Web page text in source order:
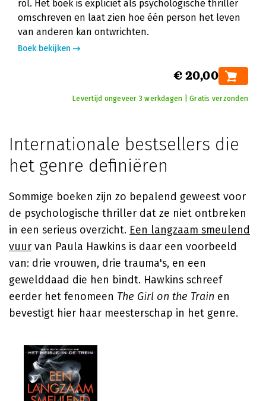
rol. Het boek is expliciet als psychologische thriller
omschreven en laat zien hoe één person het leven
van anderen kan ontwrichten.
Boek bekijken
€ 20,00
Levertijd ongeveer 3 werkdagen | Gratis verzonden
Internationale bestsellers die
het genre definiëren
Sommige boeken zijn zo bepalend geweest voor
de psychologische thriller dat ze niet ontbreken
in een serieus overzicht. Een langzaam smeulend
vuur van Paula Hawkins is daar een voorbeeld
van: drie vrouwen, drie trauma's, en een
gewelddaad die hen bindt. Hawkins schreef
eerder het fenomeen The Girl on the Train en
bevestigt hier haar meesterschap in het genre.